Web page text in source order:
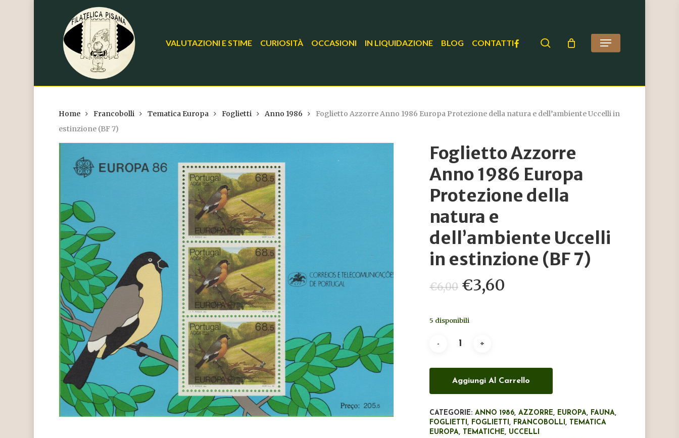
Hit enter to search or ESC to close
VALUTAZIONI E STIME CURIOSITÀ OCCASIONI IN LIQUIDAZIONE BLOG CONTATTIFACEBOOK search Menu
Home Francobolli Tematica Europa Foglietti Anno 1986
Foglietto Azzorre Anno 1986 Europa Protezione della natura e dell’ambiente Uccelli in
estinzione (BF 7)
Foglietto Azzorre
Anno 1986 Europa
Protezione della
natura e
dell’ambiente Uccelli
in estinzione (BF 7)
€6,00 Il
prezzo
originale
€6,00.
€3,60
5 disponibili
Aggiungi Al Carrello
CATEGORIE:ANNO 1986,AZZORRE, EUROPA, FAUNA,
FOGLIETTI, FOGLIETTI, FRANCOBOLLI, TEMATICA
EUROPA, TEMATICHE, UCCELLI